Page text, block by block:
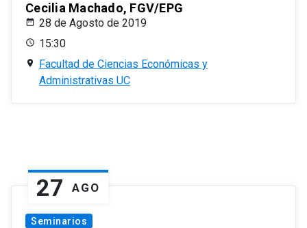
Cecilia Machado, FGV/EPG
28 de Agosto de 2019
15:30
Facultad de Ciencias Económicas y
Administrativas UC
27 AGO
Seminarios